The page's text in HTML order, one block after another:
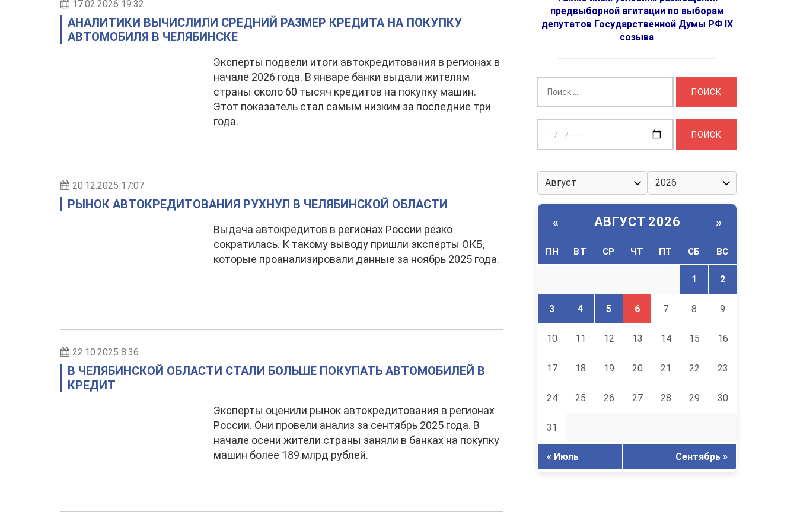
17.02.2026 19:32
АНАЛИТИКИ ВЫЧИСЛИЛИ СРЕДНИЙ РАЗМЕР КРЕДИТА НА ПОКУПКУ
АВТОМОБИЛЯ В ЧЕЛЯБИНСКЕ
Эксперты подвели итоги автокредитования в регионах в
начале 2026 года. В январе банки выдали жителям
страны около 60 тысяч кредитов на покупку машин.
Этот показатель стал самым низким за последние три
года.
20.12.2025 17:07
РЫНОК АВТОКРЕДИТОВАНИЯ РУХНУЛ В ЧЕЛЯБИНСКОЙ ОБЛАСТИ
Выдача автокредитов в регионах России резко
сократилась. К такому выводу пришли эксперты ОКБ,
которые проанализировали данные за ноябрь 2025 года.
22.10.2025 8:36
В ЧЕЛЯБИНСКОЙ ОБЛАСТИ СТАЛИ БОЛЬШЕ ПОКУПАТЬ АВТОМОБИЛЕЙ В
КРЕДИТ
Эксперты оценили рынок автокредитования в регионах
России. Они провели анализ за сентябрь 2025 года. В
начале осени жители страны заняли в банках на покупку
машин более 189 млрд рублей.
предвыборной агитации по выборам
депутатов Государственной Думы РФ IX
созыва
дату:
« АВГУСТ 2026 »
ПН ВТ СР ЧТ ПТ СБ ВС
1 2
3 4 5 6 7 8 9
10 11 12 13 14 15 16
17 18 19 20 21 22 23
24 25 26 27 28 29 30
31
« Июль Сентябрь »